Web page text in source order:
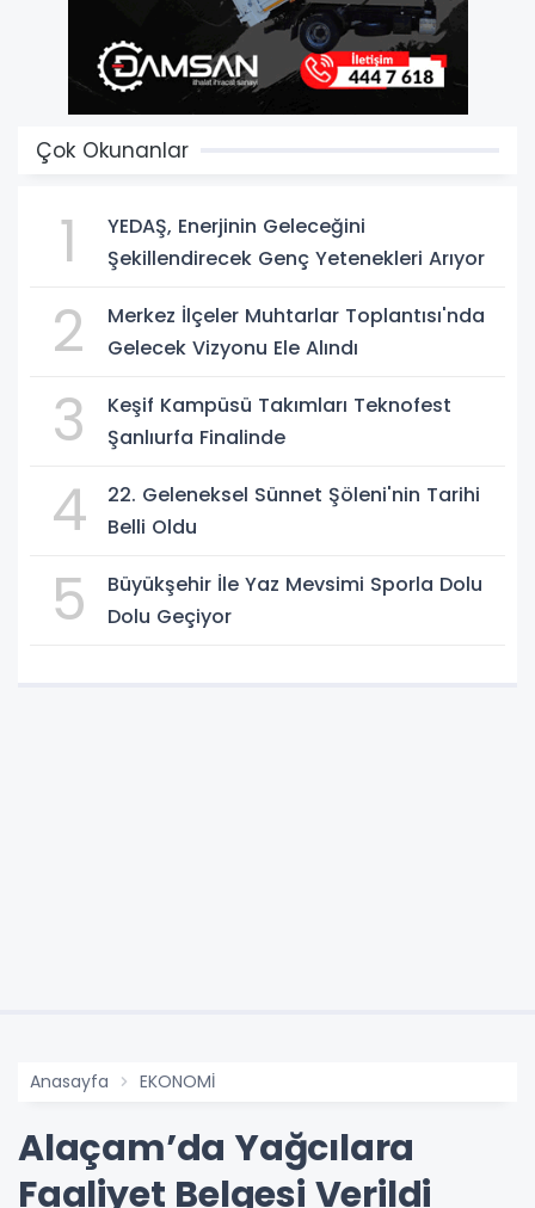
Çok Okunanlar
1
YEDAŞ, Enerjinin Geleceğini
Şekillendirecek Genç Yetenekleri Arıyor
2
Merkez İlçeler Muhtarlar Toplantısı'nda
Gelecek Vizyonu Ele Alındı
3
Keşif Kampüsü Takımları Teknofest
Şanlıurfa Finalinde
4
22. Geleneksel Sünnet Şöleni'nin Tarihi
Belli Oldu
5
Büyükşehir İle Yaz Mevsimi Sporla Dolu
Dolu Geçiyor
Anasayfa EKONOMİ
Alaçam’da Yağcılara
Faaliyet Belgesi Verildi